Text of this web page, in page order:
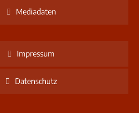
Mediadaten
Impressum
Datenschutz